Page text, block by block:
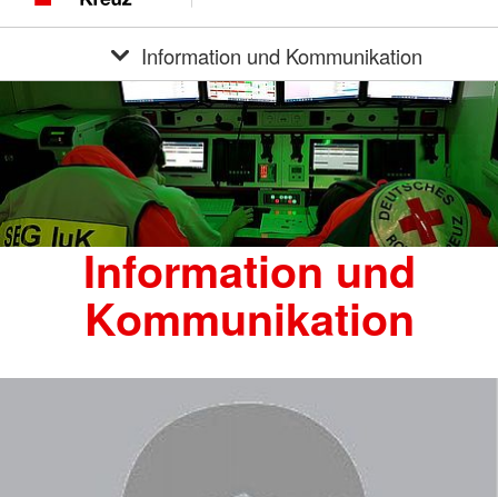
Information und Kommunikation
Information und
Kommunikation